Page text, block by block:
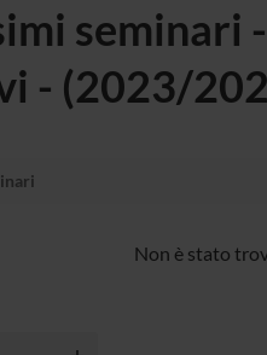
seminari
- (2023/
Non è stato